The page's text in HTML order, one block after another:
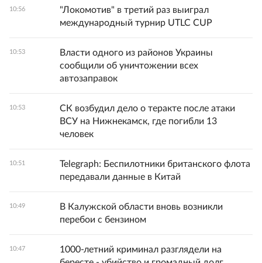
10:56
"Локомотив" в третий раз выиграл
международный турнир UTLC CUP
10:53
Власти одного из районов Украины
сообщили об уничтожении всех
автозаправок
10:53
СК возбудил дело о теракте после атаки
ВСУ на Нижнекамск, где погибли 13
человек
10:51
Telegraph: Беспилотники британского флота
передавали данные в Китай
10:49
В Калужской области вновь возникли
перебои с бензином
10:47
1000-летний криминал разглядели на